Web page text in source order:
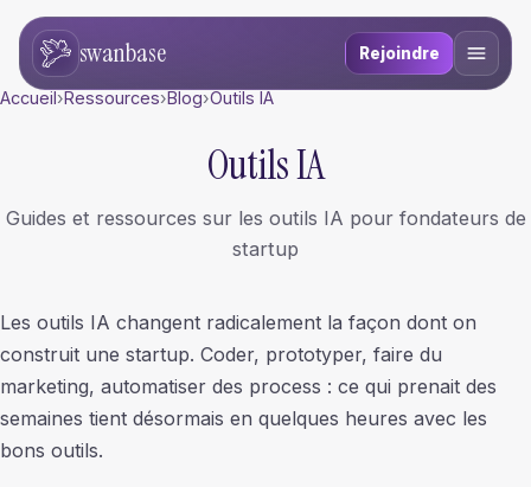
swanbase Rejoindre
Accueil›Ressources›Blog›Outils IA
Outils IA
Guides et ressources sur les outils IA pour fondateurs de
startup
Les outils IA changent radicalement la façon dont on
construit une startup. Coder, prototyper, faire du
marketing, automatiser des process : ce qui prenait des
semaines tient désormais en quelques heures avec les
bons outils.